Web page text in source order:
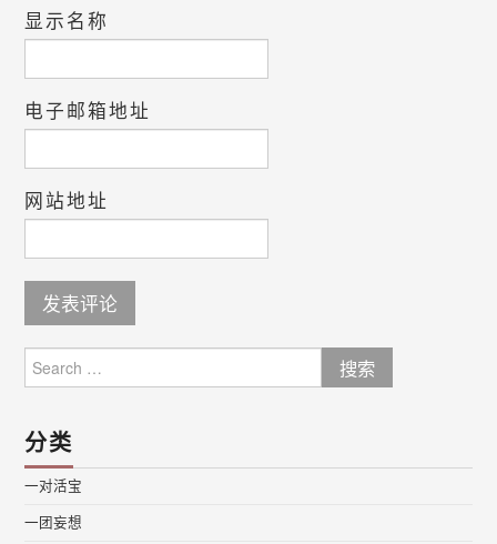
显示名称
电子邮箱地址
网站地址
for:
分类
一对活宝
一团妄想